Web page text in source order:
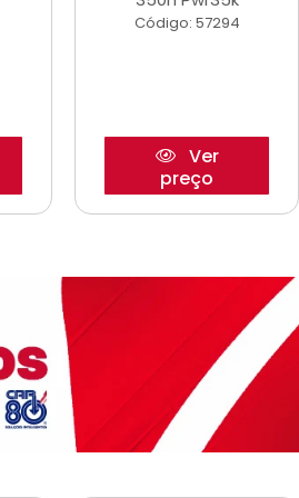
Código: 57294
Ver
preço